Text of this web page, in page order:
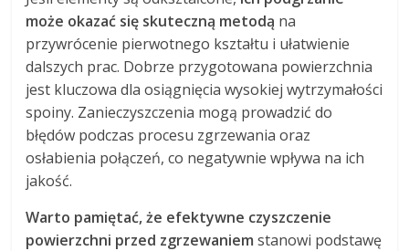
może okazać się skuteczną metodą na
przywrócenie pierwotnego kształtu i ułatwienie
dalszych prac. Dobrze przygotowana powierzchnia
jest kluczowa dla osiągnięcia wysokiej wytrzymałości
spoiny. Zanieczyszczenia mogą prowadzić do
błędów podczas procesu zgrzewania oraz
osłabienia połączeń, co negatywnie wpływa na ich
jakość.
Warto pamiętać, że efektywne czyszczenie
powierzchni przed zgrzewaniem stanowi podstawę